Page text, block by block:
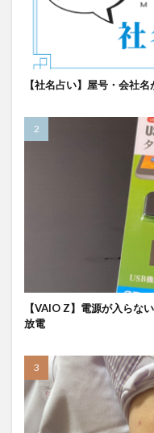
【社名占い】屋号・会社
【VAIO Z】電源が入らな
放電